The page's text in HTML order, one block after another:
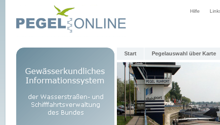
Hilfe
Start Pegelauswahl über Karte